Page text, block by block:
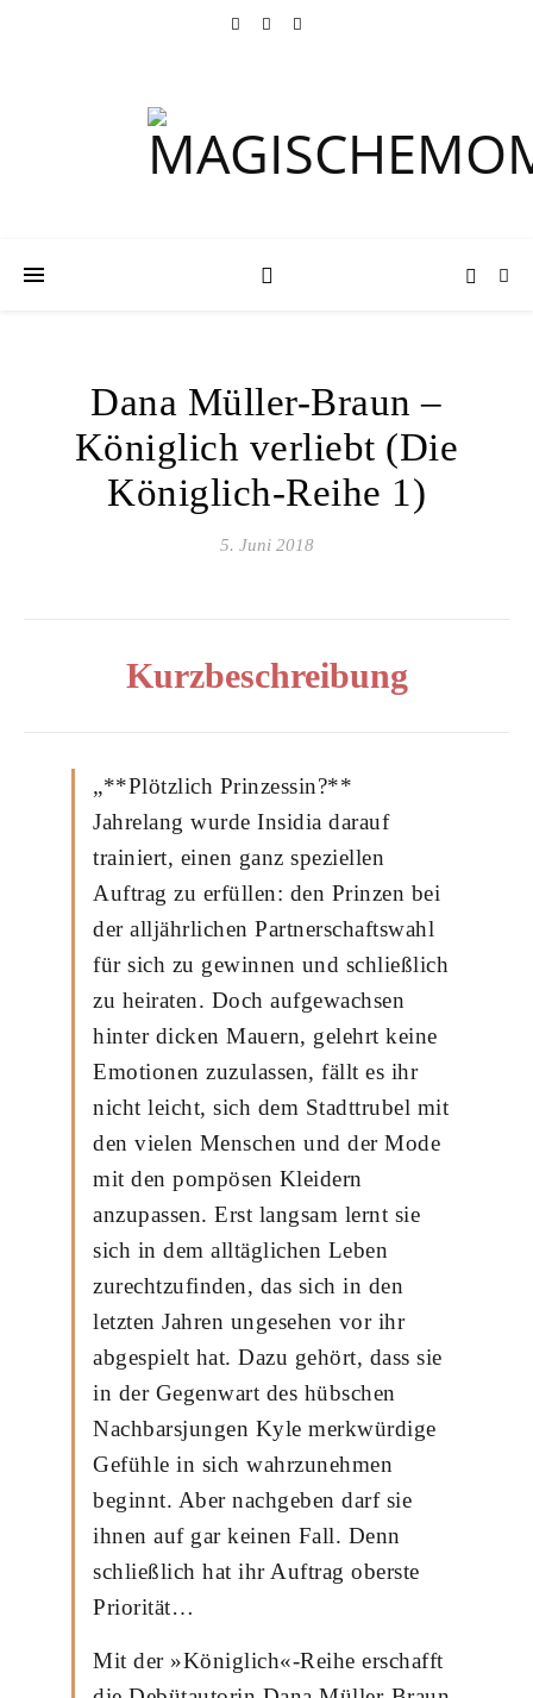
Dana Müller-Braun –
Königlich verliebt (Die
Königlich-Reihe 1)
5. Juni 2018
Kurzbeschreibung
„**Plötzlich Prinzessin?**
Jahrelang wurde Insidia darauf
trainiert, einen ganz speziellen
Auftrag zu erfüllen: den Prinzen bei
der alljährlichen Partnerschaftswahl
für sich zu gewinnen und schließlich
zu heiraten. Doch aufgewachsen
hinter dicken Mauern, gelehrt keine
Emotionen zuzulassen, fällt es ihr
nicht leicht, sich dem Stadttrubel mit
den vielen Menschen und der Mode
mit den pompösen Kleidern
anzupassen. Erst langsam lernt sie
sich in dem alltäglichen Leben
zurechtzufinden, das sich in den
letzten Jahren ungesehen vor ihr
abgespielt hat. Dazu gehört, dass sie
in der Gegenwart des hübschen
Nachbarsjungen Kyle merkwürdige
Gefühle in sich wahrzunehmen
beginnt. Aber nachgeben darf sie
ihnen auf gar keinen Fall. Denn
schließlich hat ihr Auftrag oberste
Priorität…
Mit der »Königlich«-Reihe erschafft